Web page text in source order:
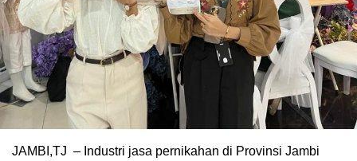
JAMBI,TJ – Industri jasa pernikahan di Provinsi Jambi